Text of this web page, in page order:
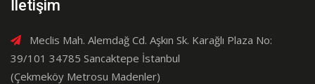
İletişim
Meclis Mah. Alemdağ Cd. Aşkın Sk. Karağlı Plaza No:
39/101 34785 Sancaktepe İstanbul
(Çekmeköy Metrosu Madenler)